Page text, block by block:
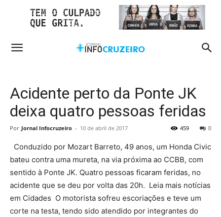
Acidente perto da Ponte JK
deixa quatro pessoas feridas
Por Jornal Infocruzeiro - 10 de abril de 2017 0
459
Conduzido por Mozart Barreto, 49 anos, um Honda Civic
bateu contra uma mureta, na via próxima ao CCBB, com
sentido à Ponte JK. Quatro pessoas ficaram feridas, no
acidente que se deu por volta das 20h. Leia mais notícias
em Cidades O motorista sofreu escoriações e teve um
corte na testa, tendo sido atendido por integrantes do